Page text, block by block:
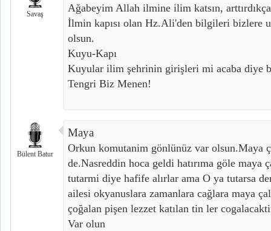
Savaş
Ağabeyim Allah ilmine ilim katsın,
İlmin kapısı olan Hz.Ali'den bilgileri bizlere
olsun.
Kuyu-Kapı
Kuyular ilim şehrinin girişleri mi acaba diye
Tengri Biz Menen!
Bülent Batur
Maya
Orkun komutanim gönlünüz var olsun.Maya
de.Nasreddin hoca geldi hatırıma göle maya
tutarmi diye hafife alırlar ama O ya tutarsa
ailesi okyanuslara zamanlara cağlara maya
çoğalan pişen lezzet katılan tin ler
Var olun